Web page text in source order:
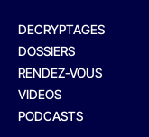
DECRYPTAGES
DOSSIERS
RENDEZ-VOUS
VIDEOS
PODCASTS